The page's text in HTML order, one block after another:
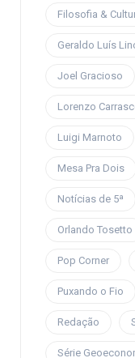
Filosofia &
Geraldo Luís
Joel Gracioso
Lorenzo
Luigi Marnoto
Mesa Pra Dois
Notícias de 5ª
Orlando Tosetto
Pop Corner
Puxando o Fio
Redação
Série